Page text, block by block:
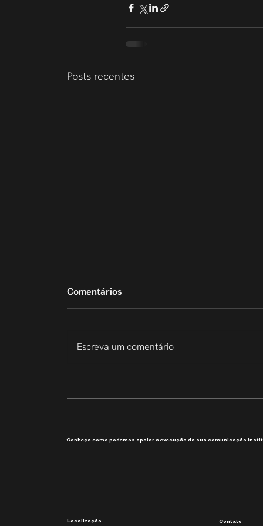
Posts recentes
Comentários
Escreva um comentário
Conheça como podemos apoiar a execução da sua comunicação
Localização Contato